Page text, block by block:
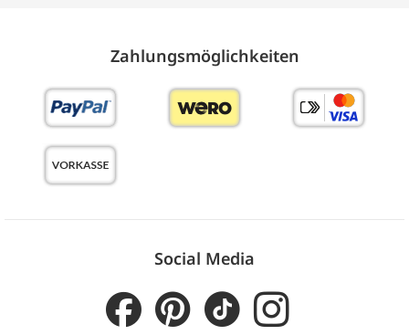
Zahlungs­möglich­keiten
Social Media